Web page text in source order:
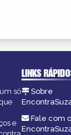
só
e
LINKS
Sobre
Fale com o